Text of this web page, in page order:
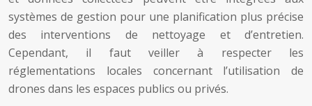
systèmes de gestion pour une planification plus précise
des interventions de nettoyage et d’entretien.
Cependant, il faut veiller à respecter les
réglementations locales concernant l’utilisation de
drones dans les espaces publics ou privés.